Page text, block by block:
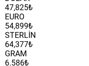
47,825₺
EURO
54,899₺
STERLİN
64,377₺
GRAM
6.586₺